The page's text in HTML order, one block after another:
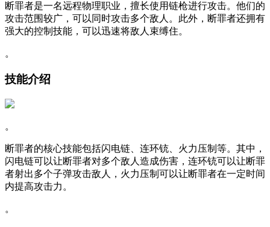
断罪者是一名远程物理职业，擅长使用链枪进行攻击。他们的
攻击范围较广，可以同时攻击多个敌人。此外，断罪者还拥有
强大的控制技能，可以迅速将敌人束缚住。
。
技能介绍
。
断罪者的核心技能包括闪电链、连环铳、火力压制等。其中，
闪电链可以让断罪者对多个敌人造成伤害，连环铳可以让断罪
者射出多个子弹攻击敌人，火力压制可以让断罪者在一定时间
内提高攻击力。
。